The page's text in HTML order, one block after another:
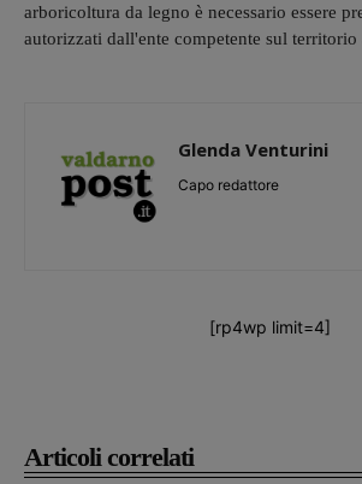
Articoli correlati
arboricoltura da legno è necessario essere
autorizzati dall'ente competente sul territorio
Glenda Venturini
Capo redattore
[rp4wp limit=4]